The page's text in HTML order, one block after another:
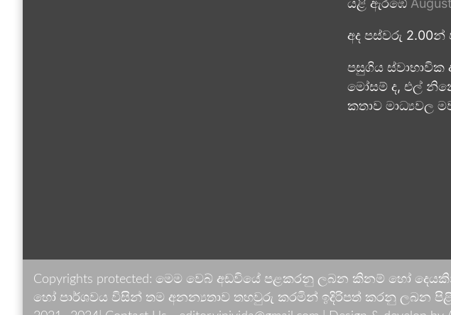
යළි ඇරඹේ
අද පස්වරු 2.00න්
පසුගිය
මෝසම් ද, එල්
කතාව මාධ්‍යවල
Copyrights protected: මෙම වෙබ් අඩවියේ පළකරනු ලබන කිනම් හෝ
හෝ පාර්ශවය විසින් තම අනන්‍යතාව තහවුරු කරමින් ඉදිරිපත් කරනු ලබන